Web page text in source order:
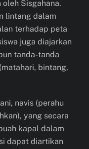
Sisgahana.
lintang dalam
terhadap peta
juga diajarkan
tanda-tanda
bintang,
navis (perahu
yang secara
kapal dalam
dapat diartikan